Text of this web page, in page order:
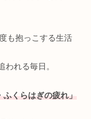
も抱っこする生活
われる毎日。
ふくらはぎの疲れ」